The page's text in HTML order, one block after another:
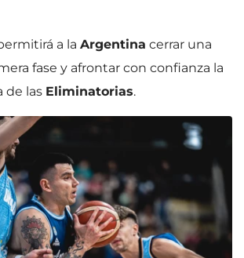
a la Argentina cerrar una
fase y afrontar con confianza la
de las Eliminatorias.